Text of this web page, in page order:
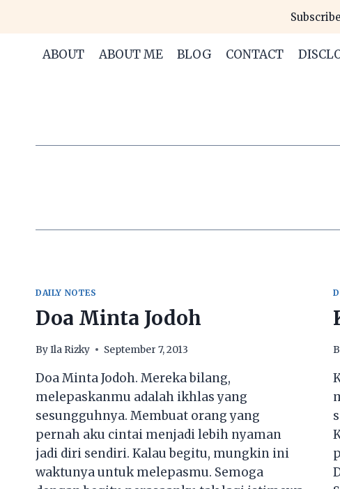
content
ABOUT ABOUT ME BLOG CONTACT
DAILY NOTES
Doa Minta Jodoh
ByIla Rizky September 7, 2013
Doa Minta Jodoh. Mereka bilang,
melepaskanmu adalah ikhlas yang
sesungguhnya. Membuat orang yang
pernah aku cintai menjadi lebih nyaman
jadi diri sendiri. Kalau begitu, mungkin ini
waktunya untuk melepasmu. Semoga